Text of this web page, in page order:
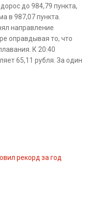
до 984,79 пункта,
в 987,07 пункта.
направление
оправдывая то, что
К 20:40
65,11 рубля. За один
рекорд за год